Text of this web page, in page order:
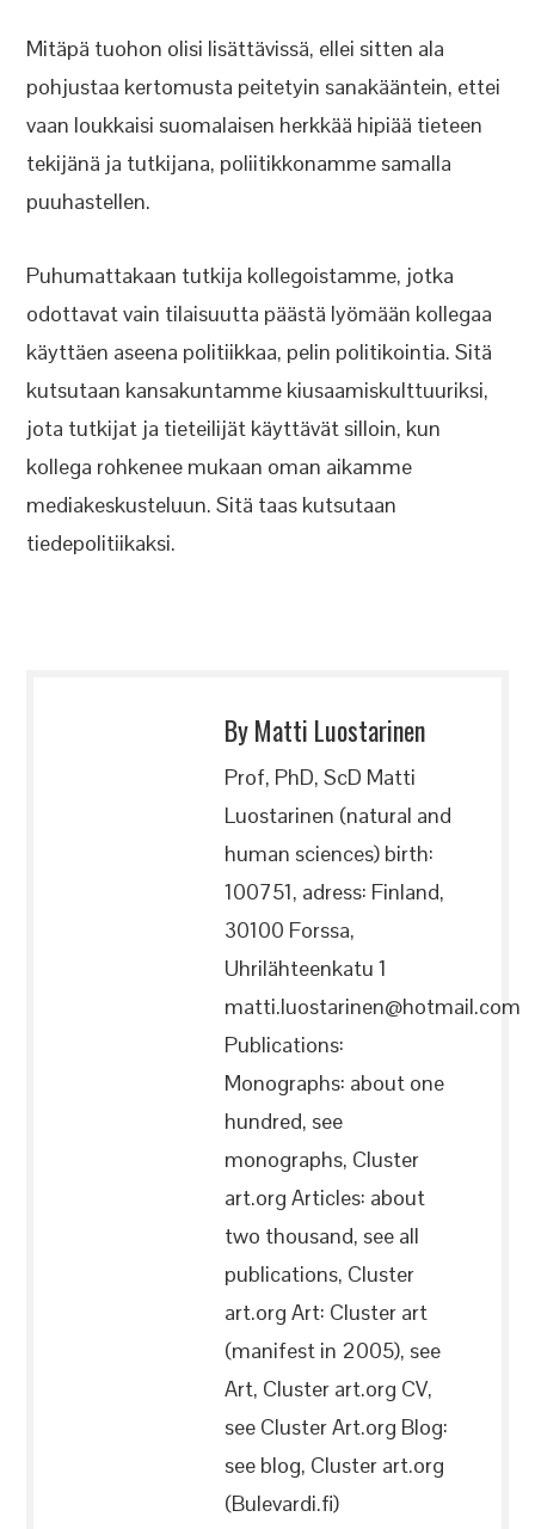
Mitäpä tuohon olisi lisättävissä, ellei sitten ala
pohjustaa kertomusta peitetyin sanakääntein, ettei
vaan loukkaisi suomalaisen herkkää hipiää tieteen
tekijänä ja tutkijana, poliitikkonamme samalla
puuhastellen.
Puhumattakaan tutkija kollegoistamme, jotka
odottavat vain tilaisuutta päästä lyömään kollegaa
käyttäen aseena politiikkaa, pelin politikointia. Sitä
kutsutaan kansakuntamme kiusaamiskulttuuriksi,
jota tutkijat ja tieteilijät käyttävät silloin, kun
kollega rohkenee mukaan oman aikamme
mediakeskusteluun. Sitä taas kutsutaan
tiedepolitiikaksi.
By Matti Luostarinen
Prof, PhD, ScD Matti
Luostarinen (natural and
human sciences) birth:
100751, adress: Finland,
30100 Forssa,
Uhrilähteenkatu 1
matti.luostarinen@hotmail.com
Publications:
Monographs: about one
hundred, see
monographs, Cluster
art.org Articles: about
two thousand, see all
publications, Cluster
art.org Art: Cluster art
(manifest in 2005), see
Art, Cluster art.org CV,
see Cluster Art.org Blog:
see blog, Cluster art.org
(Bulevardi.fi)